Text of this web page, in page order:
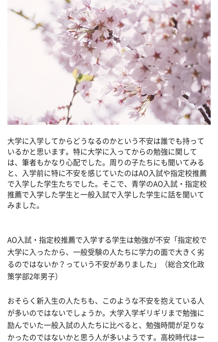
大学に入学してからどうなるのかという不安は誰でも持って
いるかと思います。特に大学に入ってからの勉強に関して
は、筆者もかなり心配でした。周りの子たちにも聞いてみる
と、入学前に特に不安を感じていたのはAO入試や指定校推薦
で入学した学生たちでした。そこで、青学のAO入試・指定校
推薦で入学した学生と一般入試で入学した学生に話を聞いて
みました。
AO入試・指定校推薦で入学する学生は勉強が不安「指定校で
大学に入ったから、一般受験の人たちに学力の面で大きく劣
るのではないか？っていう不安がありました」（総合文化政
策学部2年男子）
おそらく新入生の人たちも、このような不安を抱えている人
が多いのではないでしょうか。大学入学ギリギリまで勉強に
励んでいた一般入試の人たちに比べると、勉強時間が足りな
かったのではないかと思う人が多いようです。高校時代は一